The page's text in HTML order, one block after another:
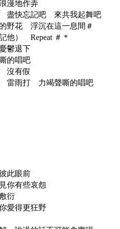
漫地作弄
盡快忘記吧 來共我起舞吧
野花 浮沉在這一息間＃
他） Repeat ＃＊
鬱退下
的唱吧
沒有假
雨打 力竭聲嘶的唱吧
此眼前
你有些哀怨
衍
愛得更狂野